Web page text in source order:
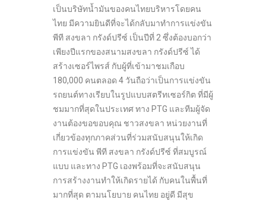
เป็นบริษัทน้ำมันของคนไทยบริหารโดยคน
ไทย มีความยินดีที่จะได้กลับมาทำการแข่งขัน
พีที สงขลา กรังด์ปรีซ์ เป็นปีที่ 2 ซึ่งต้องบอกว่า
เพียงปีแรกของสนามสงขลา กรังด์ปรีซ์ ได้
สร้างเซอร์ไพรส์ กับผู้ที่เข้ามาชมเกือบ
180,000 คนตลอด 4 วันถือว่าเป็นการแข่งขัน
รถยนต์ทางเรียบในรูปแบบสตรีทเซอร์กิต ที่มีผู้
ชมมากที่สุดในประเทศ ทาง PTG และทีมผู้จัด
งานต้องขอขอบคุณ ชาวสงขลา หน่วยงานที่
เกี่ยวข้องทุกภาคส่วนที่ร่วมสนับสนุนให้เกิด
การแข่งขัน พีที สงขลา กรังด์ปรีซ์ ที่สมบูรณ์
แบบ และทาง PTG เองพร้อมที่จะสนับสนุน
การสร้างงานทำให้เกิดรายได้ กับคนในพื้นที่
มากที่สุด ตามนโยบาย คนไทย อยู่ดี มีสุข